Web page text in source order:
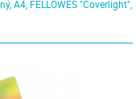
A4, FELLOWES "Coverlight",